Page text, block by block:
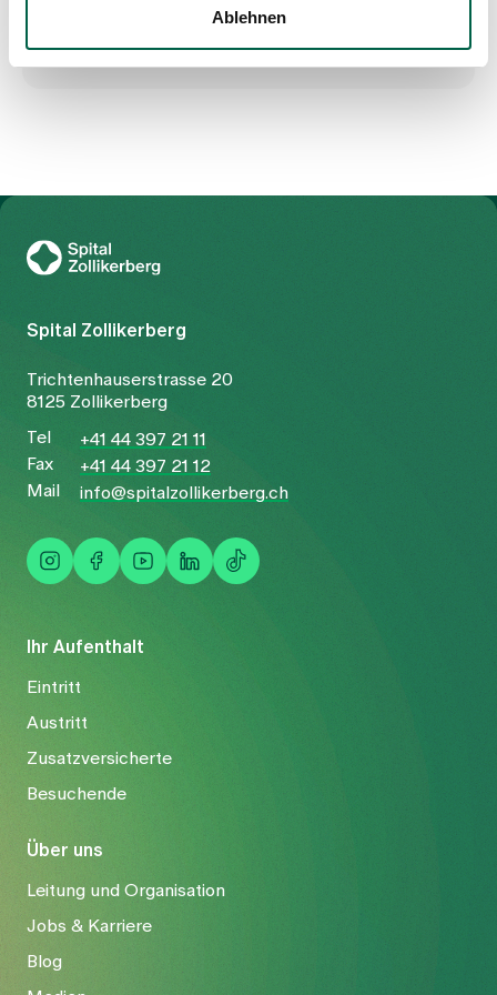
Ablehnen
Ihr Aufenthalt
Eintritt
Austritt
Zusatzversicherte
Besuchende
Über uns
Leitung und Organisation
Jobs & Karriere
Blog
Spital Zollikerberg
Trichtenhauserstrasse 20
8125 Zollikerberg
Tel
+41 44 397 21 11
Fax
+41 44 397 21 12
Mail
info@spitalzollikerberg.ch